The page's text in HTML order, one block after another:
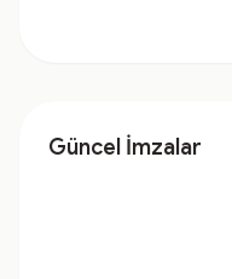
Güncel İmzalar